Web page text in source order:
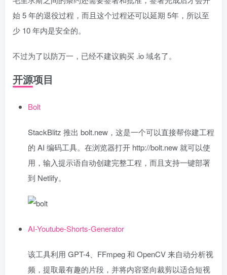
始 5 年的退役过程，而且这个过程还可以延期 5年，所以至
少 10 年内是安全的。
不过为了以防万一，已经不建议购买 .io 域名了。
开源项目
Bolt
StackBlitz 推出 bolt.new，这是一个可以直接帮你建工程
的 AI 编码工具。在浏览器打开 http://bolt.new 就可以使
用，输入提示语自动创建完整工程，而且支持一键部署
到 Netlify。
AI-Youtube-Shorts-Generator
该工具利用 GPT-4、FFmpeg 和 OpenCV 来自动分析视
频，提取最有趣的片段，并将内容竖向裁剪以适合短视